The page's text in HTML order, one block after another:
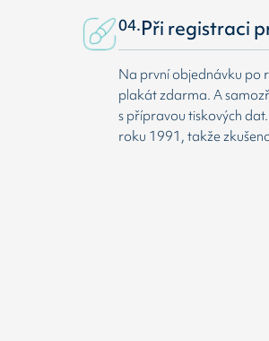
04.Při registraci
Na první objednávku po
plakát zdarma. A
s přípravou tiskových
roku 1991, takže